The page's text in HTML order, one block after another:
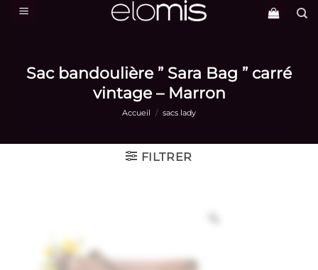
Passer
Sac bandoulière ” Sara Bag ” carré
vintage – Marron
Accueil / sacs lady
FILTRER